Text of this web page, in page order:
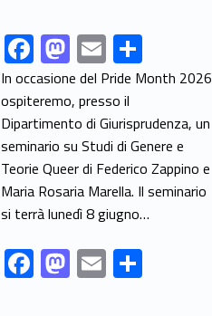
Link identifier share facebook archive #share-link-archive-99783F
ac
e
b
o
o
k
M
as
to
d
o
n
E
m
ai
l
h
ar
e
In occasione del Pride Month 2026
ospiteremo, presso il
Dipartimento di Giurisprudenza, un
seminario su Studi di Genere e
Teorie Queer di Federico Zappino e
Maria Rosaria Marella. Il seminario
si terrà lunedì 8 giugno…
F
ac
M
as
E
m